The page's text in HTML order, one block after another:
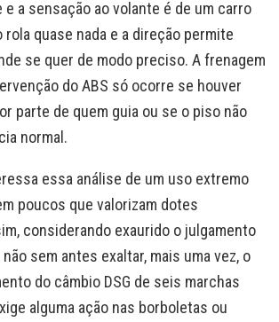
a sensação ao volante é de um carro
rola quase nada e a direção permite
se quer de modo preciso. A frenagem
do ABS só ocorre se houver
parte de quem guia ou se o piso não
normal.
essa análise de um uso extremo
poucos que valorizam dotes
considerando exaurido o julgamento
sem antes exaltar, mais uma vez, o
do câmbio DSG de seis marchas
alguma ação nas borboletas ou